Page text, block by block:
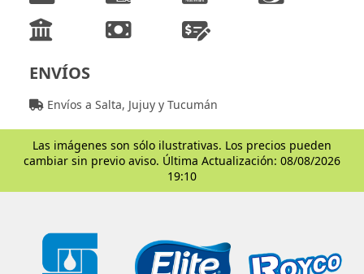
ENVÍOS
Envíos a Salta, Jujuy y Tucumán
Las imágenes son sólo ilustrativas. Los precios pueden
cambiar sin previo aviso. Última Actualización: 08/08/2026
19:10